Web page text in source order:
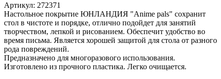
Артикул: 272371
Настольное покрытие ЮНЛАНДИЯ "Anime pals" сохранит
стол в чистоте и порядке, отлично подойдет для занятий
творчеством, лепкой и рисованием. Обеспечит удобство во
время письма. Является хорошей защитой для стола от разного
рода повреждений.
Предназначено для многоразового использования.
Изготовлено из прочного пластика. Легко очищается.